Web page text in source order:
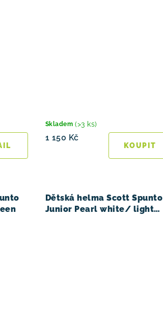
Skladem (>3 ks)
1 150 Kč
Dětská helma Scott Spunto
Junior Pearl white/ light